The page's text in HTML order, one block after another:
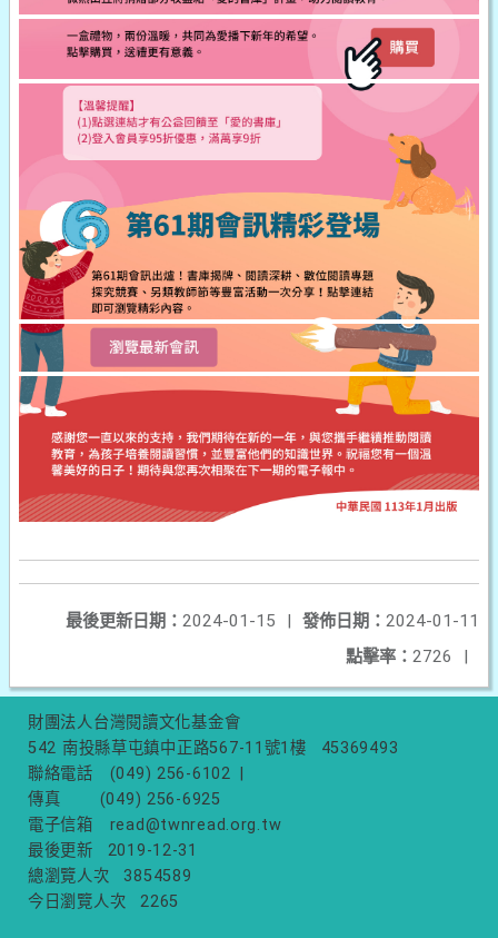
發佈日期： 2024-01-11
最後更新日期： 2024-01-15
|
點擊率： 2726 |
財團法人台灣閱讀文化基金會
542 南投縣草屯鎮中正路567-11號1樓
45369493
聯絡電話
(049) 256-6102
傳真
(049) 256-6925
電子信箱
read@twnread.org.tw
最後更新
2019-12-31
總瀏覽人次
3854589
今日瀏覽人次
2265